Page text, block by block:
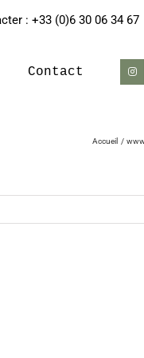
: +33 (0)6 30 06 34 67
Contact
Accueil